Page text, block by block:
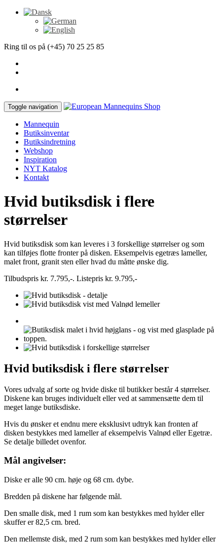
Ring til os på (+45) 70 25 25 85
Toggle navigation
Mannequin
Butiksinventar
Butiksindretning
Webshop
Inspiration
NYT Katalog
Kontakt
Hvid butiksdisk i flere
størrelser
Hvid butiksdisk som kan leveres i 3 forskellige størrelser og som
kan tilføjes flotte fronter på disken. Eksempelvis egetræs lameller,
malet front, granit sten eller hvad du måtte ønske dig.
Tilbudspris kr. 7.795,-. Listepris kr. 9.795,-
Hvid butiksdisk i flere størrelser
Vores udvalg af sorte og hvide diske til butikker består 4 størrelser.
Diskene kan bruges individuelt eller ved at sammensætte dem til
meget lange butiksdiske.
Hvis du ønsker et endnu mere eksklusivt udtryk kan fronten af
disken bestykkes med lameller af eksempelvis Valnød eller Egetræ.
Se detalje billedet ovenfor.
Mål angivelser:
Diske er alle 90 cm. høje og 68 cm. dybe.
Bredden på diskene har følgende mål.
Den smalle disk, med 1 rum som kan bestykkes med hylder eller
skuffer er 82,5 cm. bred.
Den mellemste disk, med 2 rum som kan bestykkes med hylder eller